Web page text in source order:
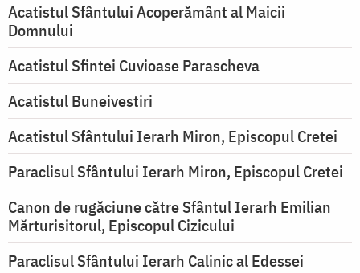
Acatistul Sfântului Acoperământ al Maicii
Domnului
Acatistul Sfintei Cuvioase Parascheva
Acatistul Buneivestiri
Acatistul Sfântului Ierarh Miron, Episcopul Cretei
Paraclisul Sfântului Ierarh Miron, Episcopul Cretei
Canon de rugăciune către Sfântul Ierarh Emilian
Mărturisitorul, Episcopul Cizicului
Paraclisul Sfântului Ierarh Calinic al Edessei